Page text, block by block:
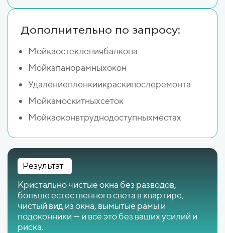
Дополнительно по запросу:
Мойкаостеклениябалкона
Мойкапанорамныхокон
Удалениеплёнкиикраскипослеремонта
Мойкамоскитныхсеток
Мойкаоконвтруднодоступныхместах
Результат:
Кристально чистые окна без разводов,
больше естественного света в квартире,
чистый вид из окна, вымытые рамы и
подоконники — и всё это без ваших усилий и
риска.